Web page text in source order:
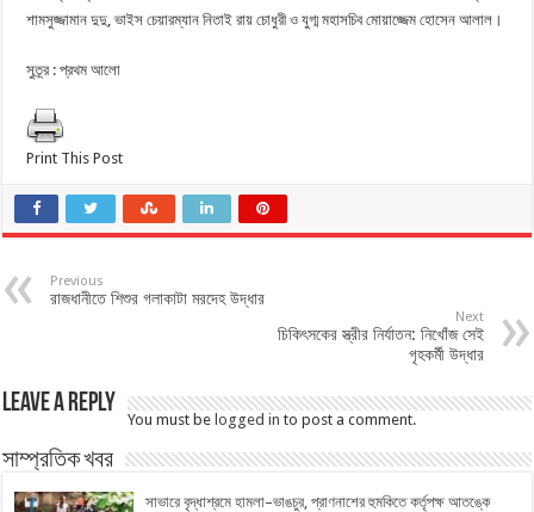
শামসুজ্জামান দুদু, ভাইস চেয়ারম্যান নিতাই রায় চোধুরী ও যুগ্ম মহাসচিব মোয়াজ্জেম হোসেন আলাল।
সুত্র্র : প্রথম আলো
Print This Post
Previous
রাজধানীতে শিশুর গলাকাটা মরদেহ উদ্ধার
Next
চিকিৎসকের স্ত্রীর নির্যাতন: নিখোঁজ সেই
গৃহকর্মী উদ্ধার
Leave a Reply
You must be logged in to post a comment.
সাম্প্রতিক খবর
সাভারে বৃদ্ধাশ্রমে হামলা–ভাঙচুর, প্রাণনাশের হুমকিতে কর্তৃপক্ষ আতঙ্কে